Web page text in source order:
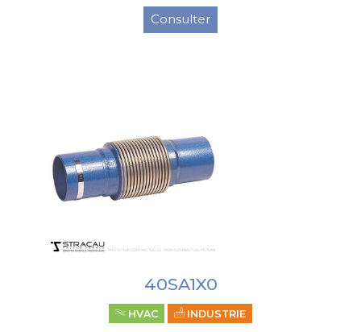
Consulter
40SA1X0
HVAC INDUSTRIE